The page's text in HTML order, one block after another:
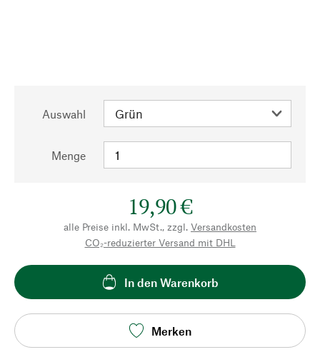
Auswahl
Menge
19,90 €
alle Preise inkl. MwSt., zzgl. Versandkosten
CO₂-reduzierter Versand mit DHL
In den Warenkorb
Merken